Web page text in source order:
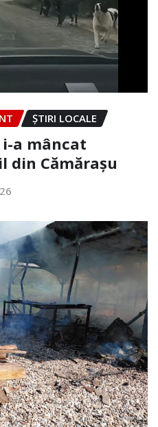
ȘTIRI LOCALE
i-a mâncat
din Cămărașu